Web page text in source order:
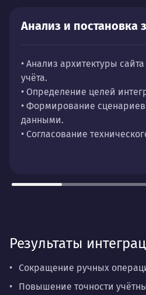
Анализ и постановка
• Анализ архитектуры
учёта.
• Определение целей
• Формирование
данными.
• Согласование
Результаты
Сокращение ручных
Повышение точности